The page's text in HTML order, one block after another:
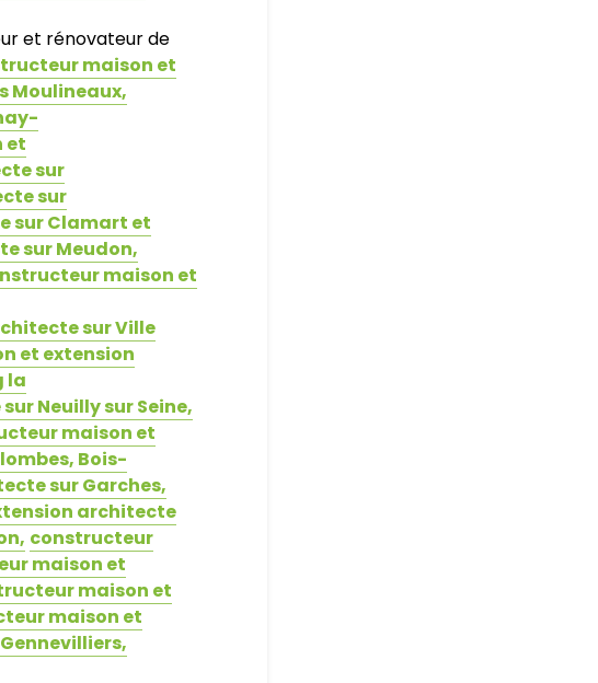
et rénovateur de
maison et
Moulineaux,
et
sur
sur
sur Clamart et
sur Meudon,
maison et
sur Ville
et extension
la
Neuilly sur Seine,
maison et
Bois-
sur Garches,
architecte
constructeur
maison et
maison et
maison et